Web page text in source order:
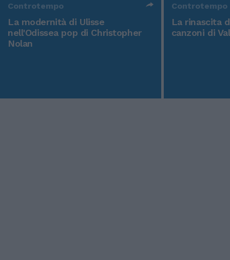
Controtempo
La modernità di Ulisse
nell'Odissea pop di Christopher
Nolan
Controtempo
La rinascita
canzoni di